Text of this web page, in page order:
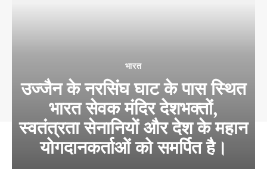
भारत
उज्जैन के नरसिंघ घाट के पास स्थित
भारत सेवक मंदिर देशभक्तों,
स्वतंत्रता सेनानियों और देश के महान
योगदानकर्ताओं को समर्पित है।